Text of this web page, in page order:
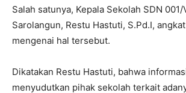
Salah satunya, Kepala Sekolah SDN 001/
Sarolangun, Restu Hastuti, S.Pd.I,
mengenai hal tersebut.
Dikatakan Restu Hastuti, bahwa
menyudutkan pihak sekolah terkait